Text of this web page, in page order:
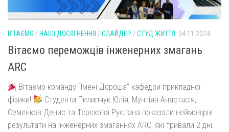
ВІТАЄМО / НАШІ ДОСЯГНЕННЯ /СЛАЙДЕР /СТУД ЖИТТЯ 04.11.2024
Вітаємо переможців інженерних змагань
ARC
Вітаємо команду “Імені Дороша” кафедри прикладної
фізики!
Студенти Пилипчук Юлія, Мунтіян Анастасія,
Семенков Денис та Тєрєхова Руслана показали неймовірні
результати на інженерних змаганнях ARC, які тривали 2 дні.